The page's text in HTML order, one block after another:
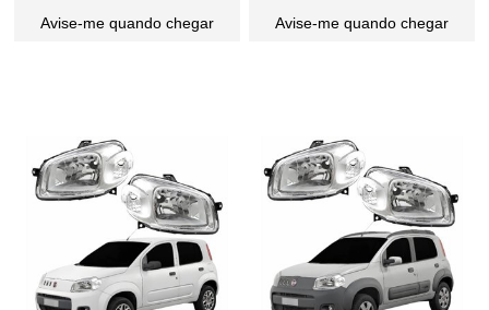
Avise-me quando chegar Avise-me quando chegar